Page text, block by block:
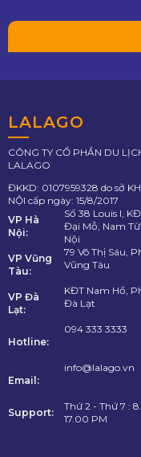
LALAGO
CÔNG TY CỔ PHẦN DU
LALAGO
ĐKKD: 0107959328 do sở
NỘI cấp ngày: 15/8/2017
VP Hà
Nội:
Số 38 Louis I,
Đại Mỗ, Nam Từ
Nội
VP Vũng
Tàu:
79 Võ Thị Sáu,
Vũng Tàu
VP Đà
Lạt:
KĐT Nam Hồ,
Đà Lạt
Hotline:
094 333 3333
Email:
info@lalago.vn
Support:
Thứ 2 - Thứ 7 :
17.00 PM